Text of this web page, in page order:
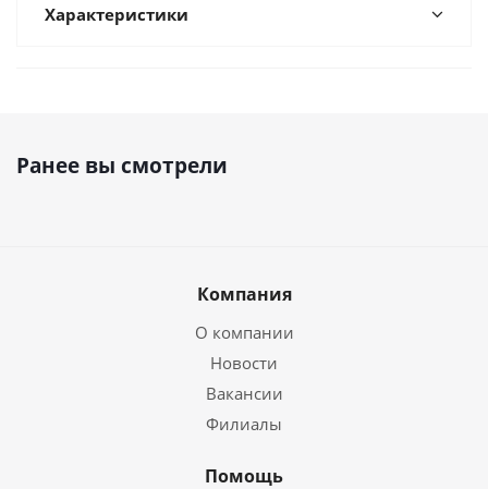
Характеристики
Ранее вы смотрели
Компания
О компании
Новости
Вакансии
Филиалы
Помощь